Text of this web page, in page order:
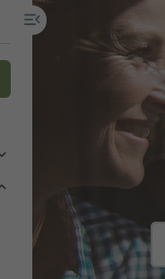
uživatelský odkaz
odkaz na menu